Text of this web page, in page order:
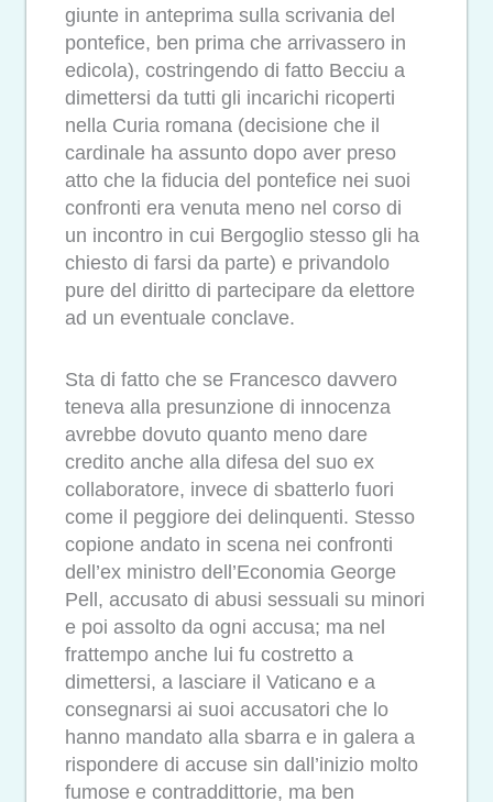
giunte in anteprima sulla scrivania del
pontefice, ben prima che arrivassero in
edicola), costringendo di fatto Becciu a
dimettersi da tutti gli incarichi ricoperti
nella Curia romana (decisione che il
cardinale ha assunto dopo aver preso
atto che la fiducia del pontefice nei suoi
confronti era venuta meno nel corso di
un incontro in cui Bergoglio stesso gli ha
chiesto di farsi da parte) e privandolo
pure del diritto di partecipare da elettore
ad un eventuale conclave.
Sta di fatto che se Francesco davvero
teneva alla presunzione di innocenza
avrebbe dovuto quanto meno dare
credito anche alla difesa del suo ex
collaboratore, invece di sbatterlo fuori
come il peggiore dei delinquenti. Stesso
copione andato in scena nei confronti
dell’ex ministro dell’Economia George
Pell, accusato di abusi sessuali su minori
e poi assolto da ogni accusa; ma nel
frattempo anche lui fu costretto a
dimettersi, a lasciare il Vaticano e a
consegnarsi ai suoi accusatori che lo
hanno mandato alla sbarra e in galera a
rispondere di accuse sin dall’inizio molto
fumose e contraddittorie, ma ben